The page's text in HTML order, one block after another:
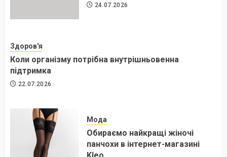
24.07.2026
Здоров'я
Коли організму потрібна внутрішньовенна
підтримка
22.07.2026
Мода
Обираємо найкращі жіночі
панчохи в інтернет-магазині